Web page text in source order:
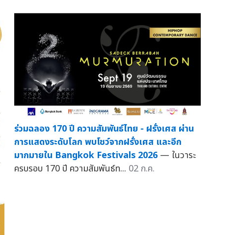
ร่วมฉลอง 170 ปี ความสัมพันธ์ไทย - ฝรั่งเศส ผ่าน
การแสดงระดับโลก พบโชว์จากฝรั่งเศส และอีก
มากมายใน Bangkok Festivals 2026 — ในวาระ
ครบรอบ 170 ปี ความสัมพันธ์ท... 02 ก.ค.